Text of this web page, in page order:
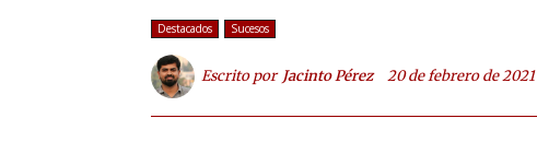
Destacados Sucesos
Escrito por Jacinto Pérez 20 de febrero de 2021